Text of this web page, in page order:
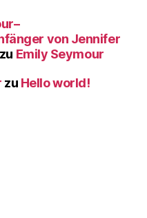
von Jennifer
Emily Seymour
zu Hello world!